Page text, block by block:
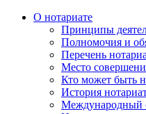
О нотариате
Принципы
Полномочия и
Перечень
Место
Кто может быть
История
Международный